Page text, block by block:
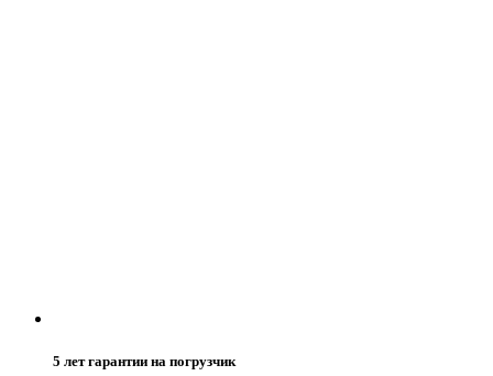
5 лет гарантии на погрузчик